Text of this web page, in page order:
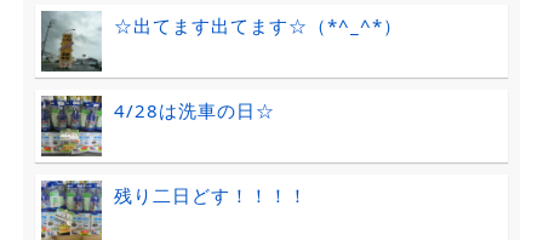
☆出てます出てます☆（*^_^*）
4/28は洗車の日☆
残り二日どす！！！！